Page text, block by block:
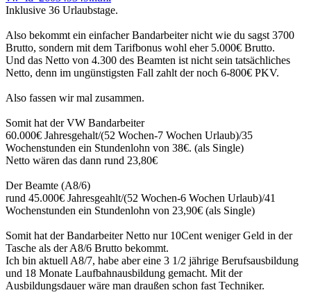
Inklusive 36 Urlaubstage.
Also bekommt ein einfacher Bandarbeiter nicht wie du sagst 3700
Brutto, sondern mit dem Tarifbonus wohl eher 5.000€ Brutto.
Und das Netto von 4.300 des Beamten ist nicht sein tatsächliches
Netto, denn im ungünstigsten Fall zahlt der noch 6-800€ PKV.
Also fassen wir mal zusammen.
Somit hat der VW Bandarbeiter
60.000€ Jahresgehalt/(52 Wochen-7 Wochen Urlaub)/35
Wochenstunden ein Stundenlohn von 38€. (als Single)
Netto wären das dann rund 23,80€
Der Beamte (A8/6)
rund 45.000€ Jahresgeahlt/(52 Wochen-6 Wochen Urlaub)/41
Wochenstunden ein Stundenlohn von 23,90€ (als Single)
Somit hat der Bandarbeiter Netto nur 10Cent weniger Geld in der
Tasche als der A8/6 Brutto bekommt.
Ich bin aktuell A8/7, habe aber eine 3 1/2 jährige Berufsausbildung
und 18 Monate Laufbahnausbildung gemacht. Mit der
Ausbildungsdauer wäre man draußen schon fast Techniker.